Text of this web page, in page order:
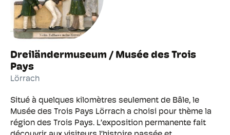
Dreiländermuseum / Musée des Trois
Pays
Lörrach
Situé à quelques kilomètres seulement de Bâle, le
Musée des Trois Pays Lörrach a choisi pour thème la
région des Trois Pays. L’exposition permanente fait